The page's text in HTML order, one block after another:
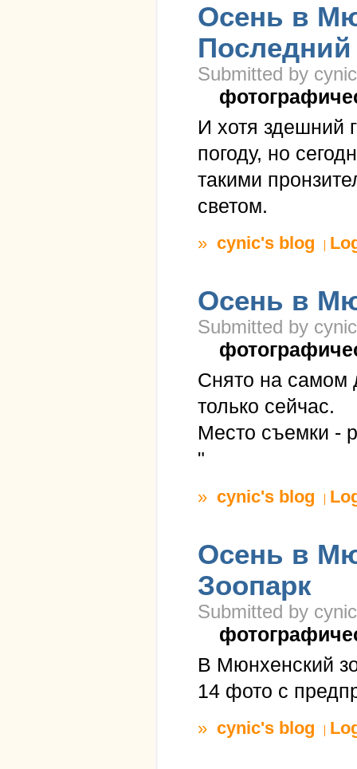
Осень в
Последний
Submitted by
И хотя здешний
погоду, но
такими
светом.
» cynic's blog
Осень в
Submitted by
Снято на самом
только сейчас.
Место съемки -
"
» cynic's blog
Осень в
Зоопарк
Submitted by
В Мюнхенский
14 фото с
» cynic's blog